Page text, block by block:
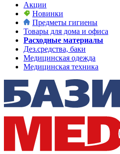
Акции
Новинки
Предметы гигиены
Товары для дома и офиса
Расходные материалы
Дез.средства, баки
Медицинская одежда
Медицинская техника